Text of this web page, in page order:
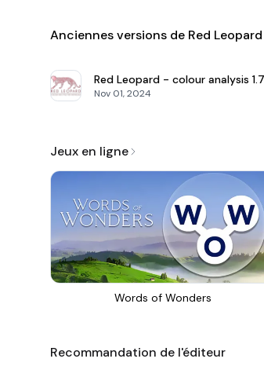
Anciennes versions de Red
Red Leopard - colour analysis
Nov 01, 2024
Jeux en ligne
Words of Wonders
Recommandation de l'éditeur